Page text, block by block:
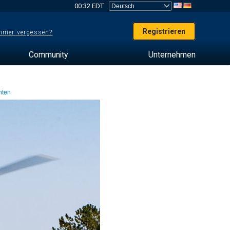
00:32 EDT
vergessen? Registrieren
Community Unternehmen